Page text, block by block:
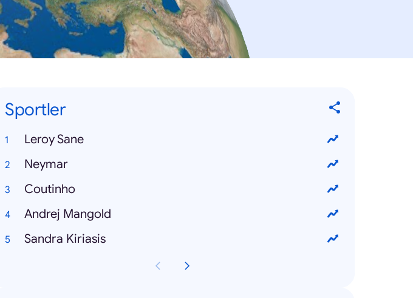
Sportler
Leroy Sane
Neymar
Coutinho
Andrej Mangold
Sandra Kiriasis